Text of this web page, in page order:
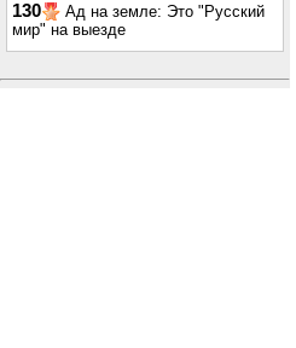
130
Ад на земле: Это "Русский
мир" на выезде